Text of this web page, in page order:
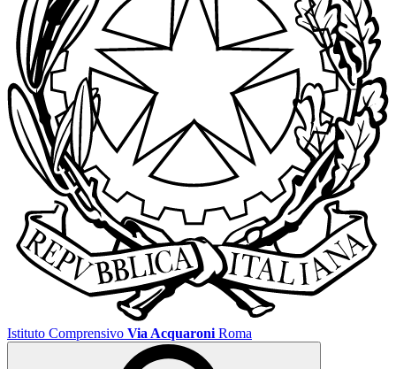
Istituto Comprensivo Via Acquaroni Roma